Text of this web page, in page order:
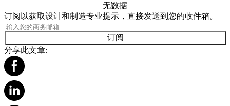
无数据
订阅以获取设计和制造专业提示，直接发送到您的收件箱。
订阅
分享此文章: